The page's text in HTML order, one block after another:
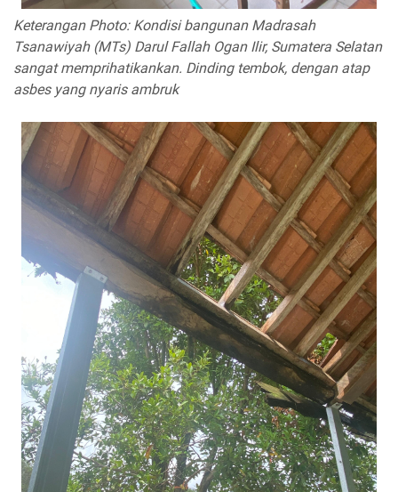
Keterangan Photo: Kondisi bangunan Madrasah
Tsanawiyah (MTs) Darul Fallah Ogan Ilir, Sumatera Selatan
sangat memprihatikankan. Dinding tembok, dengan atap
asbes yang nyaris ambruk